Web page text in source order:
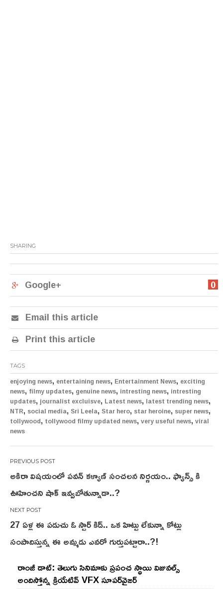
SHARING
0
Google+
Email this article
Print this article
TAGS
enjoying news, entertaining news, Entertainment News, exciting
news, filmy updates, genuine news, intresting news, intresting
updates, journalist excluisve, Latest news, latest trending news,
NTR, social media, Sri Leela, Star hero, star heroine, super news,
tollywood, tollywood filmy updated news, very useful news, viral
news
Post
navigation
అకిరా విషయంలో పవన్ కళ్యాణ్ సంచలన నిర్ణయం.. ఫ్యాన్స్ కి
ఊహించని షాక్ ఇవ్వబోతున్నాడా..?
27 ఏళ్ల ఈ పడుచు ఓ స్టార్ కిడ్.. ఒక హిట్టు లేకున్నా కోట్లు
సంపాదిస్తున్న ఈ అమ్మడు ఎవరో గుర్తుపట్టారా..?!
రాంజీ డాట్: తెలుగు సినిమాకు ప్రపంచ స్థాయి విజువల్స్
అందిస్తోన్న క్రియేటివ్ VFX సూపర్‌వైజర్